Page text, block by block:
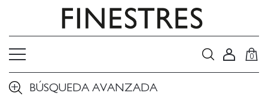
0
BÚSQUEDA AVANZADA